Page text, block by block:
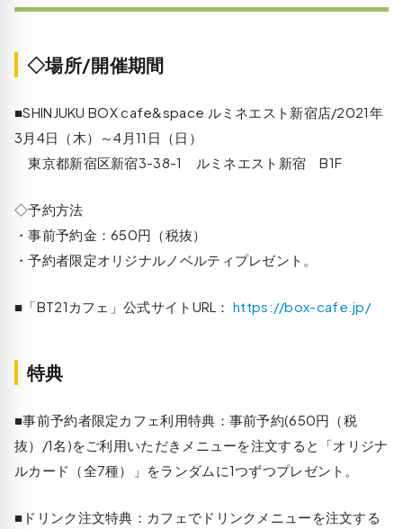
◇場所/開催期間
■SHINJUKU BOX cafe&space ルミネエスト新宿店/2021年
3月4日（木）～4月11日（日）
東京都新宿区新宿3-38-1 ルミネエスト新宿 B1F
◇予約方法
・事前予約金：650円（税抜）
・予約者限定オリジナルノベルティプレゼント。
■「BT21カフェ」公式サイトURL： https://box-cafe.jp/
特典
■事前予約者限定カフェ利用特典：事前予約(650円（税
抜）/1名)をご利用いただきメニューを注文すると「オリジナ
ルカード（全7種）」をランダムに1つずつプレゼント。
■ドリンク注文特典：カフェでドリンクメニューを注文する